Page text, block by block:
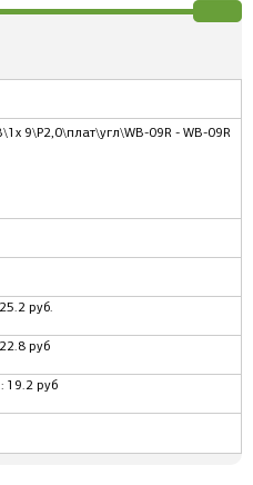
9\P2,0\плат\угл\WB-09R - WB-09R
руб.
руб
19.2 руб